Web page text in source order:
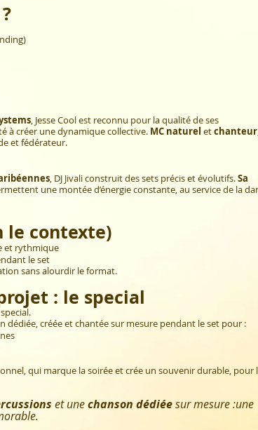
, Jesse Cool est reconnu pour la qualité de ses
à créer une dynamique collective. MC naturel etchanteur
et fédérateur.
, DJ Jivali construit des sets précis et évolutifs.Sa
une montée d’énergie constante, au service de la
le contexte)
et rythmique
le set
sans alourdir le format.
: le special
dédiée, créée et chantée sur mesure pendant le set pour :
qui marque la soirée et crée un souvenir durable, pour
et unechanson dédiéesur mesure :une